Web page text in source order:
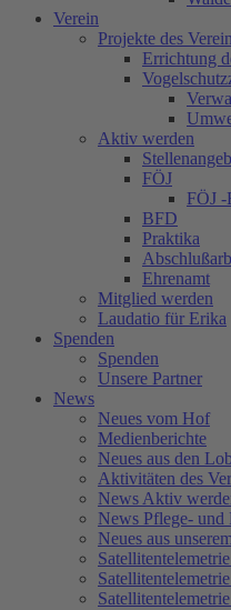
Verein
Projekte des
Errichtung
Aktiv werden
FÖJ
FÖJ -
BFD
Praktika
Ehrenamt
Mitglied werden
Laudatio für Erika
Spenden
Spenden
Unsere Partner
News
Neues vom Hof
Medienberichte
Neues aus den
Aktivitäten des
News Aktiv
News Pflege- und
Neues aus